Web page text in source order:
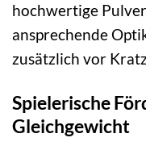
hochwertige
ansprechende
zusätzlich vor
Spielerische
Gleichgewicht